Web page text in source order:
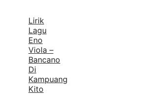
Lirik
Lagu
Eno
Viola –
Bancano
Di
Kampuang
Kito